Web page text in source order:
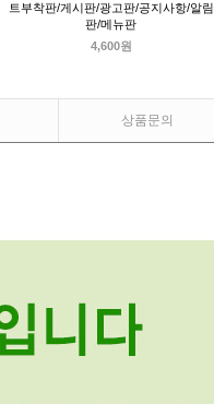
트부착판/게시판/광고판/공지사항/알림
판/메뉴판
4,600원
상품문의